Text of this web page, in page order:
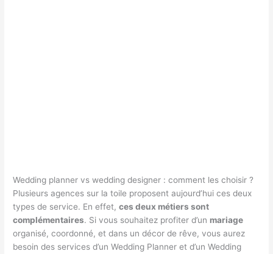
Wedding planner vs wedding designer : comment les choisir ?
Plusieurs agences sur la toile proposent aujourd’hui ces deux
types de service. En effet,ces deux métiers sont
complémentaires. Si vous souhaitez profiter d’un mariage
organisé, coordonné, et dans un décor de rêve, vous aurez
besoin des services d’un Wedding Planner et d’un Wedding